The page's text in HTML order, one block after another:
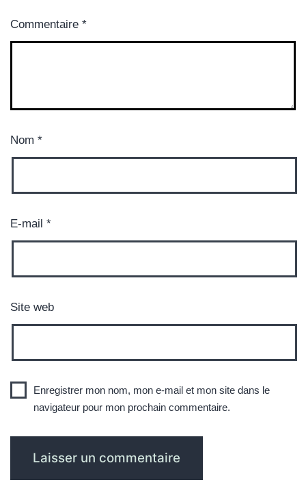
Commentaire *
Nom *
E-mail *
Site web
Enregistrer mon nom, mon e-mail et mon site dans le
navigateur pour mon prochain commentaire.